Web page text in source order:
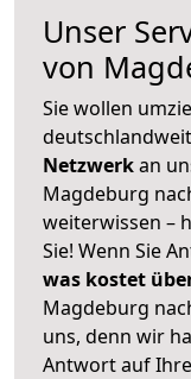
Unser
von
Sie wollen
Netzwerkan
Magdeburg
weiterwissen –
Sie! Wenn Sie
was kostet
Magdeburg
uns, denn wir
Antwort auf